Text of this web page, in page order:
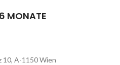
MONATE
10, A-1150 Wien